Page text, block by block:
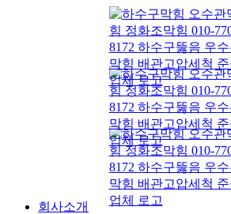
회사소개